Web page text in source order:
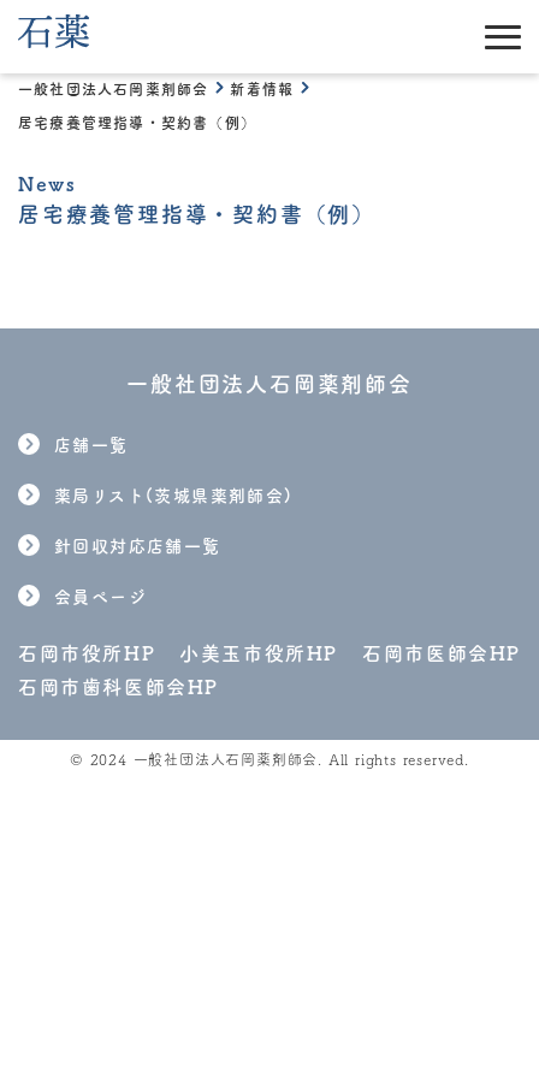
一般社団法人石岡薬剤師会 新着情報
居宅療養管理指導・契約書（例）
News
居宅療養管理指導・契約書（例）
一般社団法人石岡薬剤師会
店舗一覧
薬局リスト(茨城県薬剤師会)
針回収対応店舗一覧
会員ページ
石岡市役所HP 小美玉市役所HP
石岡市医師会HP
石岡市歯科医師会HP
© 2024 一般社団法人石岡薬剤師会. All rights reserved.